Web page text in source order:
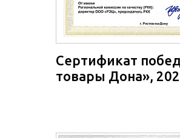
Сертификат
товары Дона»,